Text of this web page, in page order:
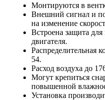
Монтируются в
Внешний сигнал и
на изменение
Встроена защита
двигателя.
Распределительная
54.
Расход воздуха до
Могут крепиться
повышенной
Установка